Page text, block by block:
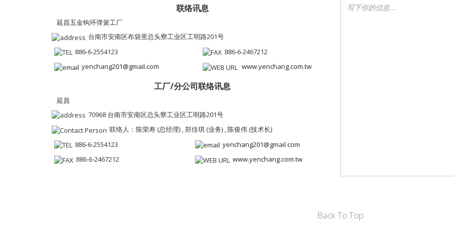
联络讯息
延昌五金钩环弹簧工厂
台南市安南区布袋里总头寮工业区工明路201号
886-6-2554123
886-6-2467212
yenchang201@gmail.com
www.yenchang.com.tw
工厂/分公司联络讯息
延昌
70968 台南市安南区总头寮工业区工明路201号
联络人：陈荣寿 (总经理) , 郑佳琪 (业务) , 陈俊伟 (技术长)
886-6-2554123
886-6-2467212
yenchang201@gmail.com
www.yenchang.com.tw
Back To Top